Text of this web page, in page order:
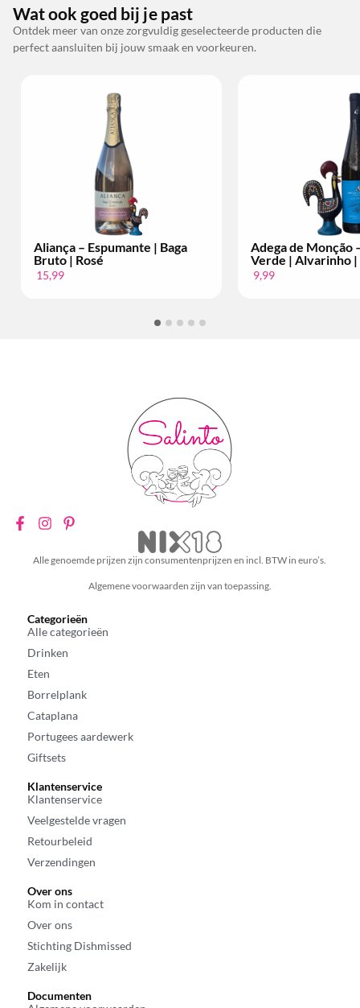
Wat ook goed bij je past
Ontdek meer van onze zorgvuldig geselecteerde producten die
perfect aansluiten bij jouw smaak en voorkeuren.
| Baga
Adega de Monção – Vinho
Verde | Alvarinho | Per Fles
Alle genoemde prijzen zijn consumentenprijzen en incl. BTW in euro’s.
Algemene voorwaarden zijn van toepassing.
Categorieën
Alle categorieën
Drinken
Eten
Borrelplank
Cataplana
Portugees aardewerk
Giftsets
Klantenservice
Klantenservice
Veelgestelde vragen
Retourbeleid
Verzendingen
Over ons
Kom in contact
Over ons
Stichting Dishmissed
Zakelijk
Documenten